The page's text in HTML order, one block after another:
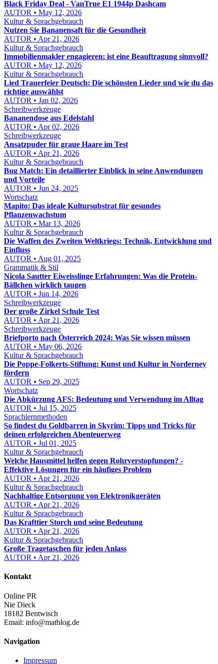
Black Friday Deal - VanTrue E1 1944p Dashcam
AUTOR • May 12, 2026
Kultur & Sprachgebrauch
Nutzen Sie Bananensaft für die Gesundheit
AUTOR • Apr 21, 2026
Kultur & Sprachgebrauch
Immobilienmakler engagieren: ist eine Beauftragung sinnvoll?
AUTOR • May 12, 2026
Kultur & Sprachgebrauch
Lied Trauerfeier Deutsch: Die schönsten Lieder und wie du das
richtige auswählst
AUTOR • Jan 02, 2026
Schreibwerkzeuge
Bananendose aus Edelstahl
AUTOR • Apr 02, 2026
Schreibwerkzeuge
Ansatzpuder für graue Haare im Test
AUTOR • Apr 21, 2026
Kultur & Sprachgebrauch
Bug Match: Ein detaillierter Einblick in seine Anwendungen
und Vorteile
AUTOR • Jun 24, 2025
Wortschatz
Mapito: Das ideale Kultursubstrat für gesundes
Pflanzenwachstum
AUTOR • Mar 13, 2026
Kultur & Sprachgebrauch
Die Waffen des Zweiten Weltkriegs: Technik, Entwicklung und
Einfluss
AUTOR • Aug 01, 2025
Grammatik & Stil
Nicola Sautter Eiweisslinge Erfahrungen: Was die Protein-
Bällchen wirklich taugen
AUTOR • Jun 14, 2026
Schreibwerkzeuge
Der große Zirkel Schule Test
AUTOR • Apr 21, 2026
Schreibwerkzeuge
Briefporto nach Österreich 2024: Was Sie wissen müssen
AUTOR • May 06, 2026
Kultur & Sprachgebrauch
Die Poppe-Folkerts-Stiftung: Kunst und Kultur in Norderney
fördern
AUTOR • Sep 29, 2025
Wortschatz
Die Abkürzung AFS: Bedeutung und Verwendung im Alltag
AUTOR • Jul 15, 2025
Sprachlernmethoden
So findest du Goldbarren in Skyrim: Tipps und Tricks für
deinen erfolgreichen Abenteuerweg
AUTOR • Jul 01, 2025
Kultur & Sprachgebrauch
Welche Hausmittel helfen gegen Rohrverstopfungen? -
Effektive Lösungen für ein häufiges Problem
AUTOR • Apr 21, 2026
Kultur & Sprachgebrauch
Nachhaltige Entsorgung von Elektronikgeräten
AUTOR • Apr 21, 2026
Kultur & Sprachgebrauch
Das Krafttier Storch und seine Bedeutung
AUTOR • Apr 21, 2026
Kultur & Sprachgebrauch
Große Tragetaschen für jeden Anlass
AUTOR • Apr 21, 2026
Kontakt
Online PR
Nie Dieck
18182 Bentwisch
Email: info@matblog.de
Navigation
Impressum